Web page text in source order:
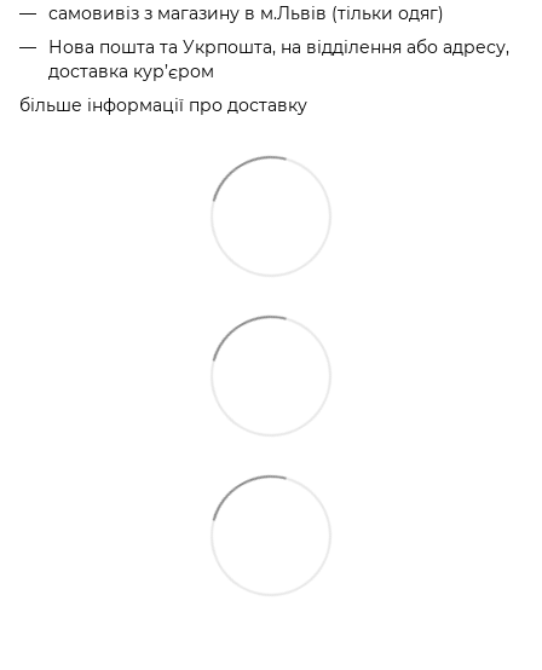
самовивіз з магазину в м.Львів (тільки одяг)
Нова пошта та Укрпошта, на відділення або адресу,
доставка кур’єром
більше інформації про доставку